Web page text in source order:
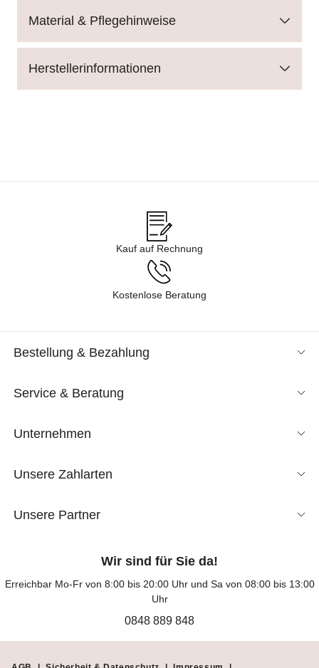
Material & Pflegehinweise
Herstellerinformationen
Kauf auf Rechnung
Kostenlose Beratung
Bestellung & Bezahlung
Service & Beratung
Unternehmen
Unsere Zahlarten
Unsere Partner
Wir sind für Sie da!
Erreichbar Mo-Fr von 8:00 bis 20:00 Uhr und Sa von 08:00 bis 13:00
Uhr
0848 889 848